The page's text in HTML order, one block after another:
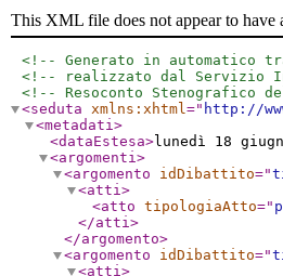
This XML file does not appear to have
<!-- Generato in automatico
<!-- realizzato dal Servizio
<!-- Resoconto Stenografico
<seduta xmlns:xhtml=" http://
<metadati>
<dataEstesa>lunedì 18
<argomenti>
<argomento
idDibattito="
<atti>
<atto tipologiaAtto="
</atti>
</argomento>
<argomento
idDibattito="
<atti>